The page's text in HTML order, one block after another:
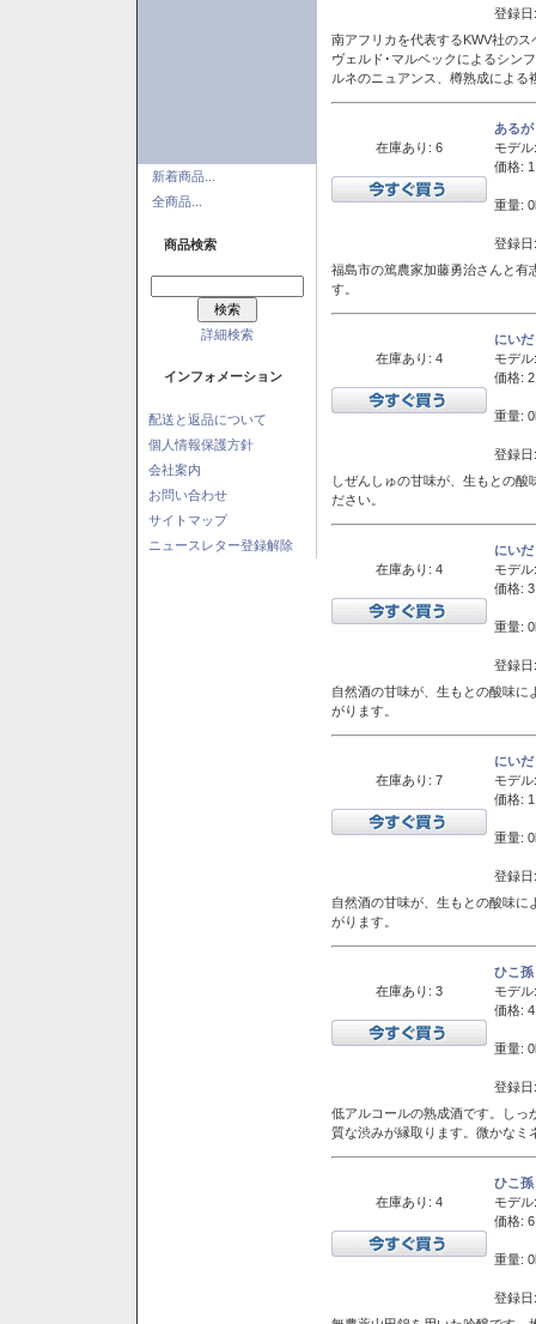
新着商品...
全商品...
商品検索
詳細検索
インフォメーション
配送と返品について
個人情報保護方針
会社案内
お問い合わせ
サイトマップ
ニュースレター登録解除
登録
南アフリカを代表するKWV社の
ヴェルド･マルベックによるシン
ルネのニュアンス、樽熟成によ
在庫あり: 6
ある
モデル:
価格:
重量:
登録
福島市の篤農家加藤勇治さんと有
す。
在庫あり: 4
にい
モデル:
価格:
重量:
登録
しぜんしゅの甘味が、生もとの
ださい。
在庫あり: 4
にい
モデル:
価格:
重量:
登録
自然酒の甘味が、生もとの酸味
がります。
在庫あり: 7
にい
モデル:
価格:
重量:
登録
自然酒の甘味が、生もとの酸味
がります。
在庫あり: 3
ひこ
モデル:
価格:
重量:
登録
低アルコールの熟成酒です。しっ
質な渋みが縁取ります。微かなミ
在庫あり: 4
ひこ
モデル:
価格:
重量:
登録